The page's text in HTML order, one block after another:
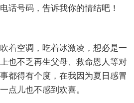
话号码，告诉我你的情结吧！
空调，吃着冰激凌，想必是一
也不乏再生父母、救命恩人等对
都得有个度，在我因为夏日感冒
点儿也不感到欢喜。